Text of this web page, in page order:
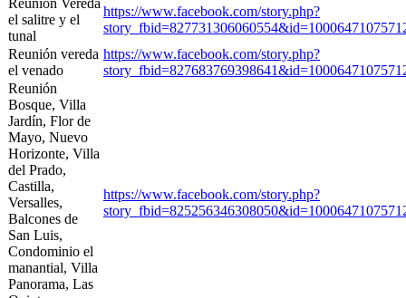
Reunión Vereda
el salitre y el
tunal
https://www.facebook.com/story.php?
Reunión vereda
el venado
https://www.facebook.com/story.php?
Reunión
Bosque, Villa
Jardín, Flor de
Mayo, Nuevo
Horizonte, Villa
del Prado,
Castilla,
Versalles,
Balcones de
San Luis,
Condominio el
manantial, Villa
Panorama, Las
https://www.facebook.com/story.php?